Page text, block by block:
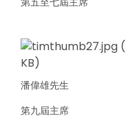
潘偉雄先生
第九屆主席